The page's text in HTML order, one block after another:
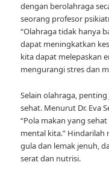
dengan berolahraga
seorang profesor
“Olahraga tidak hanya
dapat meningkatkan
kita dapat melepaskan
mengurangi stres dan
Selain olahraga,
sehat. Menurut Dr. Eva
“Pola makan yang
mental kita.”
gula dan lemak jenuh,
serat dan nutrisi.